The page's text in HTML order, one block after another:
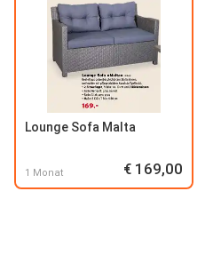
Lounge Sofa Malta
1 Monat € 169,00